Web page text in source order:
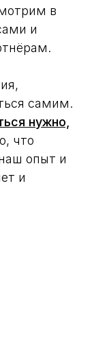
в
и
самим.
нужно,
что
опыт и
и